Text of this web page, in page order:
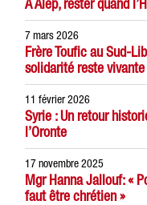
À Alep, rester quand
7 mars 2026
Frère Toufic au Sud-
solidarité reste vivante
11 février 2026
Syrie : Un retour
l’Oronte
17 novembre 2025
Mgr Hanna Jallouf: «
faut être chrétien »